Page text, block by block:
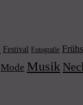
Festival Fotografie
Mode Musik